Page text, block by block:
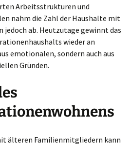
Arbeitsstrukturen und
nahm die Zahl der Haushalte mit
jedoch ab. Heutzutage gewinnt das
wieder an
emotionalen, sondern auch aus
Gründen.
älteren Familienmitgliedern kann